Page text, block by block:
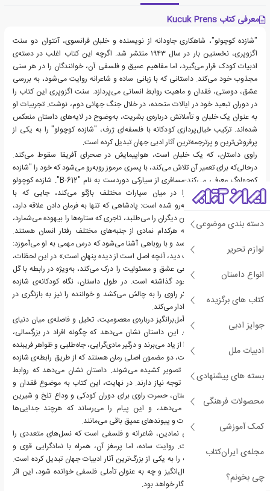
دسته بندی موضوعی
لوازم تحریر
انواع داستان
کتاب های برگزیده
جوایز ادبی
ادبیات ملل
بسته های پیشنهادی
محصولات فرهنگی
کمک آموزشی
مجله‌ی ایران‌کتاب
چی بخونم؟
معرفی کتاب Kucuk Prens
"شازده کوچولو"، شاهکاری جاودانه از نویسنده و خلبان فرانسوی، آنتوان دو سنت
اگزوپری، نخستین بار در سال ۱۹۴۳ منتشر شد. اگرچه این کتاب اغلب در دسته‌ی
ادبیات کودک قرار می‌گیرد، اما مفاهیم عمیق و فلسفی آن، خوانندگان را در هر سنی
مجذوب خود می‌کند. داستانی که با زبانی ساده و شاعرانه روایت می‌شود، به بررسی
عشق، دوستی، فقدان و ماهیت روابط انسانی می‌پردازد. سنت اگزوپری این کتاب را
در دوران تبعید خود در ایالات متحده، در خلال جنگ جهانی دوم، نوشت. تجربیات او
به عنوان یک خلبان و تأملاتش درباره‌ی بشریت، به‌وضوح در لایه‌های داستان منعکس
شده‌اند. ترکیب خیال‌پردازی کودکانه با فلسفه‌ای ژرف، "شازده کوچولو" را به یکی از
پرفروش‌ترین و پرترجمه‌ترین آثار ادبی جهان تبدیل کرده است.
راوی داستان، که یک خلبان است، هواپیمایش در صحرای آفریقا سقوط می‌کند.
درحالی‌که برای تعمیر آن تلاش می‌کند، با پسری مرموز روبه‌رو می‌شود که خود را "شازده
کوچولوگ معرفی می‌کند-مسافری از سیارکی دوردست به نام "B-612". شازده کوچولو
داستان سفرهای خود را در میان سیارات مختلف بازگو می‌کند، جایی که با
شخصیت‌های عجیبی روبه‌رو شده است: پادشاهی که تنها به فرمان دادن علاقه دارد،
مردی خودپسند که تحسین دیگران را می‌طلبد، تاجری که ستاره‌ها را بیهوده می‌شمارد،
و شخصیت‌هایی دیگر که هرکدام نمادی از جنبه‌های مختلف رفتار انسان هستند.
سرانجام، او به زمین می‌رسد و با روباهی آشنا می‌شود که درس مهمی به او می‌آموزد:
«تنها با دل می‌توان درست دید، آنچه اصل است از دیده پنهان است.» در این لحظات،
شازده کوچولو مفهوم واقعی عشق و مسئولیت را درک می‌کند، به‌ویژه در رابطه با گل
سرخش که در سیاره‌ی خود گذاشته است. در طول داستان، نگاه کودکانه‌ی شازده
کوچولو به زندگی، طرز فکر راوی را به چالش می‌کشد و خواننده را نیز به بازنگری در
ارزش‌های واقعی زندگی وادار می‌کند.
"شازده کوچولو"، سفری تأمل‌برانگیز درباره‌ی معصومیت، تخیل و فاصله‌ی میان دنیای
کودکان و بزرگسالان است. این داستان نشان می‌دهد که چگونه افراد در بزرگسالی،
مفاهیم ساده اما اساسی را از یاد می‌برند و درگیر مادی‌گرایی، جاه‌طلبی و ظواهر فریبنده
می‌شوند. عشق و مسئولیت، دو مضمون اصلی رمان هستند که از طریق رابطه‌ی شازده
کوچولو با گل سرخش به تصویر کشیده می‌شوند. داستان نشان می‌دهد که روابط
معنادار به مراقبت، صبر و توجه نیاز دارند. در نهایت، این کتاب به موضوع فقدان و
دلتنگی نیز می‌پردازد. داستان، حسرت راوی برای دوران کودکی و وداع تلخ و شیرین
شازده کوچولو را بازتاب می‌دهد، و این پیام را می‌رساند که هرچند جدایی‌ها
اجتناب‌ناپذیرند، اما خاطرات و پیوندهای عمیق باقی می‌مانند.
"شازده کوچولو"، داستانی نمادین، شاعرانه و فلسفی است که نسل‌های متعددی را
تحت تأثیر قرار داده است. روایت ساده، اما پرمغز آن، همراه با نمادگرایی قوی و
مضامین عمیق، این کتاب را به یکی از بزرگ‌ترین آثار ادبیات جهان تبدیل کرده است.
چه به عنوان ماجرایی خیال‌انگیز و چه به عنوان تأملی فلسفی خوانده شود، این اثر
همچنان الهام‌بخش و ماندگار خواهد بود.